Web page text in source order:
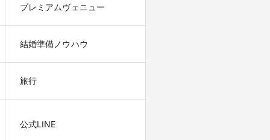
プレミアムヴェニュー
結婚準備ノウハウ
旅行
公式LINE